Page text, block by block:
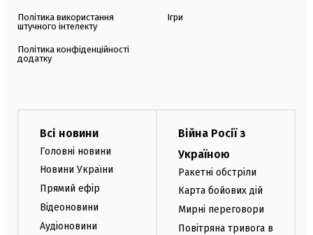
Політика використання
штучного інтелекту
Політика конфіденційності
додатку
Ігри
Всі новини
Головні новини
Новини України
Прямий ефір
Відеоновини
Аудіоновини
Війна Росії з
Україною
Ракетні обстріли
Карта бойових дій
Мирні переговори
Повітряна тривога в